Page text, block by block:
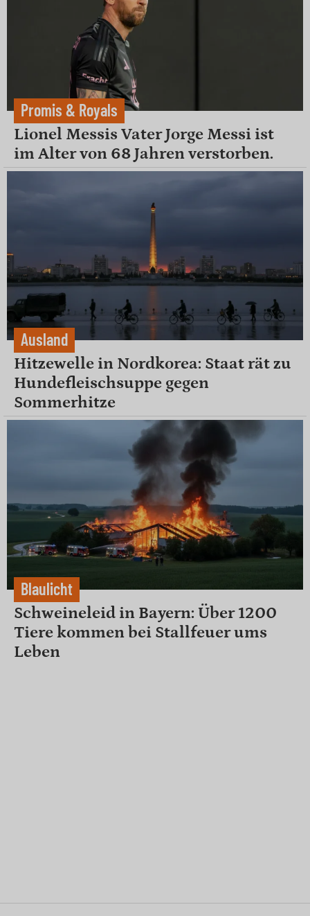
Promis & Royals
Lionel Messis Vater Jorge Messi ist
im Alter von 68 Jahren verstorben.
Ausland
Hitzewelle in Nordkorea: Staat rät zu
Hundefleischsuppe gegen
Sommerhitze
Blaulicht
Schweineleid in Bayern: Über 1200
Tiere kommen bei Stallfeuer ums
Leben